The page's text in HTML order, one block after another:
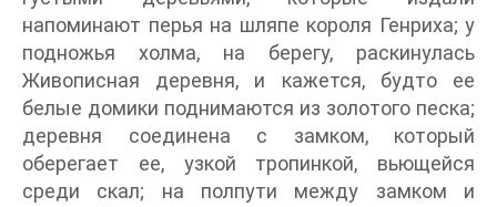
напоминают перья на шляпе короля Генриха; у
подножья холма, на берегу, раскинулась
Живописная деревня, и кажется, будто ее
белые домики поднимаются из золотого песка;
деревня соединена с замком, который
оберегает ее, узкой тропинкой, вьющейся
среди скал; на полпути между замком и